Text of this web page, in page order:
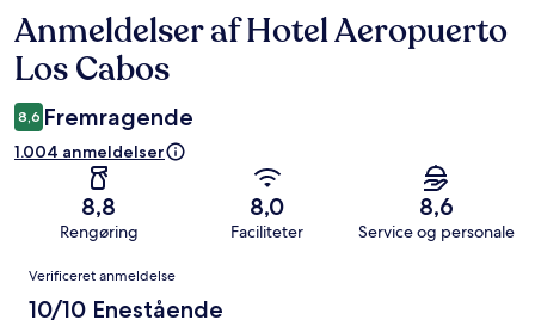
Anmeldelser
Anmeldelser af Hotel Aeropuerto
Los Cabos
8,6 Fremragende
1.004 anmeldelser
8,8
Rengøring
8,0
Faciliteter
8,6
Service og personale
Anmeldelser
Verificeret anmeldelse
10/10 Enestående